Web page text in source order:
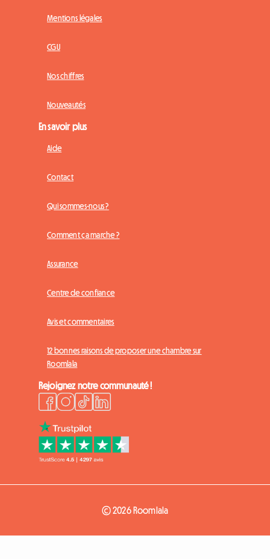
Mentions légales
CGU
Nos chiffres
Nouveautés
En savoir plus
Aide
Contact
Qui sommes-nous ?
Comment ça marche ?
Assurance
Centre de confiance
Avis et commentaires
12 bonnes raisons de proposer une chambre sur
Roomlala
Rejoignez notre communauté !
© 2026 Roomlala